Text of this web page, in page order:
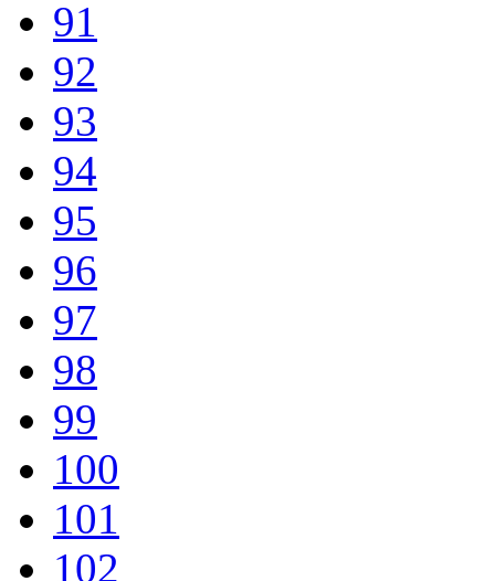
91
92
93
94
95
96
97
98
99
100
101
102